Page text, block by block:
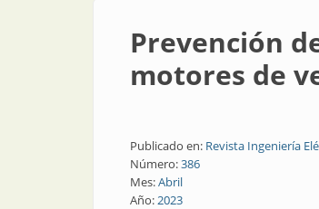
Prevención
motores de
Publicado en: Revista Ingeniería
Número:386
Mes:Abril
Año:2023